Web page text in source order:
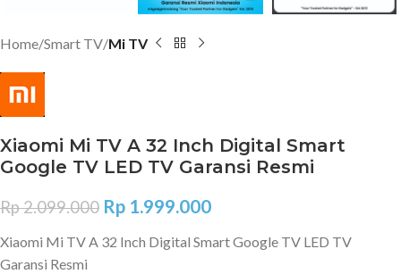
Home Smart TV Mi TV
Xiaomi Mi TV A 32 Inch Digital Smart
Google TV LED TV Garansi Resmi
Rp2.099.000 Rp 1.999.000
Xiaomi Mi TV A 32 Inch Digital Smart Google TV LED TV
Garansi Resmi